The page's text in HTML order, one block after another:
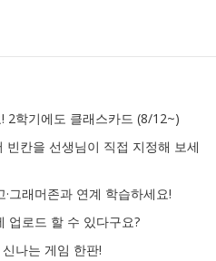
2학기에도 클래스카드 (8/12~)
칸을 선생님이 직접 지정해 보세
그래머존과 연계 학습하세요!
업로드 할 수 있다구요?
나는 게임 한판!